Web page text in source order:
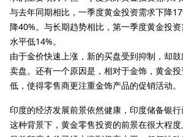
与去年同期相比，一季度黄金投资需求下降
降40%。与长期趋势相比，第一季度黄金投
水平低14%。
由于金价快速上涨，新的买盘受到抑制，却
卖盘。还有一个原因是，相对于金饰，黄金
低，使得零售商更注重金饰产品的促销活动。
印度的经济发展前景依然健康，印度储备银
这种背景下，黄金零售投资的前景在很大程度